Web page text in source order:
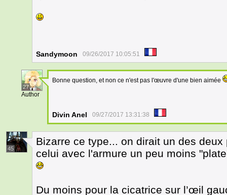
Sandymoon 09/26/2017 10:05:51
27
Author
Bonne question, et non ce n'est pas l'œuvre d'une bien aimée
Divin Anel 09/27/2017 13:31:38
45
Bizarre ce type... on dirait un des
celui avec l'armure un peu moins
Du moins pour la cicatrice sur l’œil